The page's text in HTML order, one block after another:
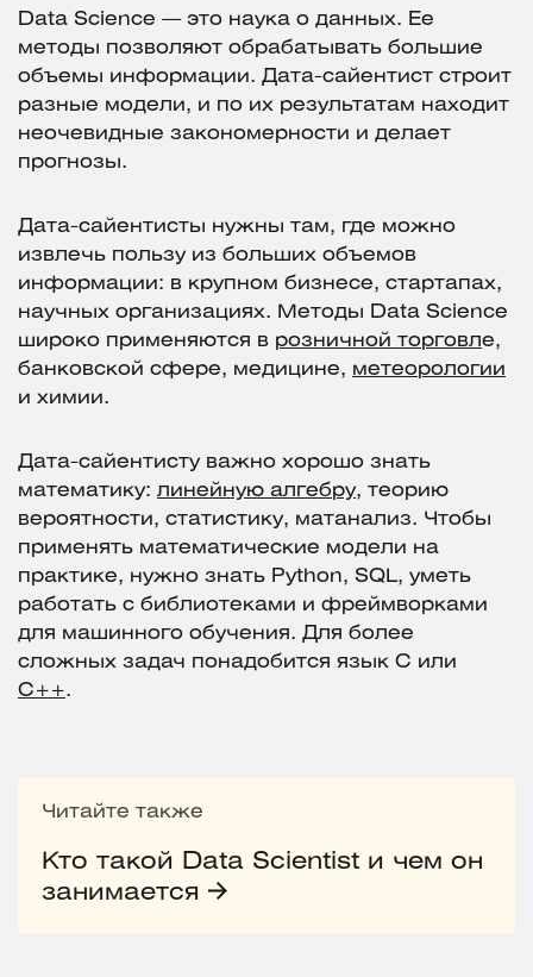
Data Science — это наука о данных. Ее
методы позволяют обрабатывать большие
объемы информации. Дата-сайентист строит
разные модели, и по их результатам находит
неочевидные закономерности и делает
прогнозы.
Дата-сайентисты нужны там, где можно
извлечь пользу из больших объемов
информации: в крупном бизнесе, стартапах,
научных организациях. Методы Data Science
широко применяются в розничной торговле,
банковской сфере, медицине, метеорологии
и химии.
Дата-сайентисту важно хорошо знать
математику: линейную алгебру, теорию
вероятности, статистику, матанализ. Чтобы
применять математические модели на
практике, нужно знать Python, SQL, уметь
работать с библиотеками и фреймворками
для машинного обучения. Для более
сложных задач понадобится язык С или
C++.
Читайте также
Кто такой Data Scientist и чем он
занимается